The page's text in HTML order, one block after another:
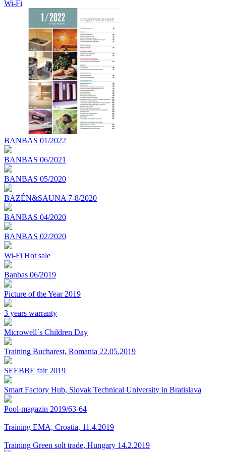
Wi-Fi
BANBAS 01/2022
BANBAS 06/2021
BANBAS 05/2020
BAZÉN&SAUNA 7-8/2020
BANBAS 04/2020
BANBAS 02/2020
Wi-Fi Hot sale
Banbas 06/2019
Picture of the Year 2019
3 years warranty
Microwell´s Children Day
Training Bucharest, Romania 22.05.2019
SEEBBE fair 2019
Smart Factory Hub, Slovak Technical University in Bratislava
Pool-magazin 2019/63-64
Training EMA, Croatia, 11.4.2019
Training Green solt trade, Hungary 14.2.2019